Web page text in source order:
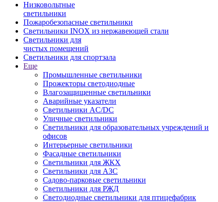
Низковольтные
светильники
Пожаробезопасные светильники
Светильники INOX из нержавеющей стали
Светильники для
чистых помещений
Светильники для спортзала
Еще
Промышленные светильники
Прожекторы светодиодные
Влагозащищенные светильники
Аварийные указатели
Светильники AC/DC
Уличные светильники
Светильники для образовательных учреждений и
офисов
Интерьерные светильники
Фасадные светильники
Светильники для ЖКХ
Светильники для АЗС
Садово-парковые светильники
Светильники для РЖД
Светодиодные светильники для птицефабрик